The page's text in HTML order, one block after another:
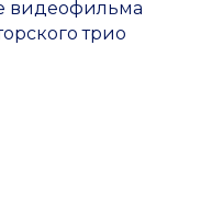
видеофильма
трио